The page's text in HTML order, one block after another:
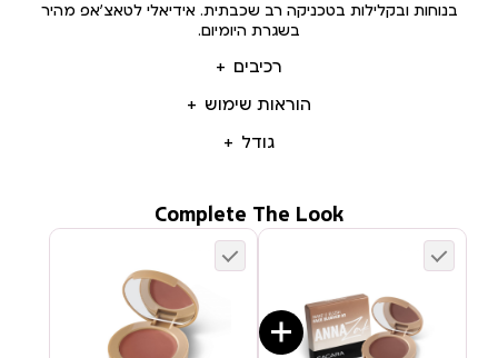
רכיבים
הוראות שימוש
גודל
בנוחות ובקלילות בטכניקה רב שכבתית. אידיאלי לטאצ’אפ מהיר
בשגרת היומיום.
Complete The Look